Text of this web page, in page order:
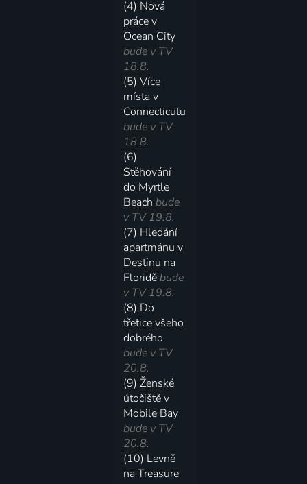
(4) Nová
práce v
Ocean City
bude v TV
18.8.
(5) Více
místa v
Connecticutu
bude v TV
18.8.
(6)
Stěhování
do Myrtle
Beachbude
v TV 19.8.
(7) Hledání
apartmánu v
Destinu na
Floriděbude
v TV 19.8.
(8) Do
třetice všeho
dobrého
bude v TV
20.8.
(9) Ženské
útočiště v
Mobile Bay
bude v TV
20.8.
(10) Levně
na Treasure